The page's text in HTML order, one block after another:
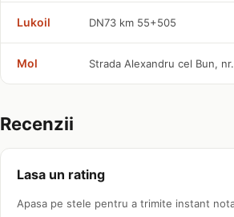
Lukoil DN73 km 55+505
Mol Strada Alexandru cel Bun,
Recenzii
Lasa un rating
Apasa pe stele pentru a trimite instant